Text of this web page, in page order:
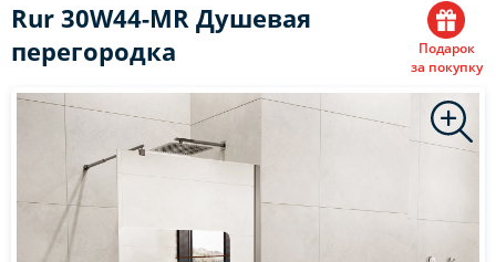
Rur 30W44-MR Душевая
перегородка
Подарок
за покупку